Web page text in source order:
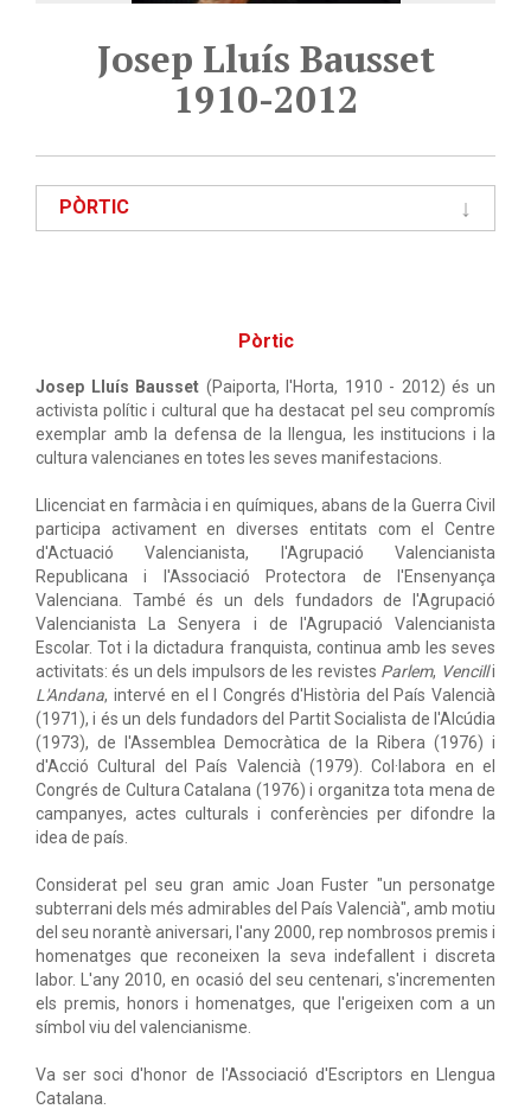
Josep Lluís Bausset
1910-2012
PÒRTIC
Pòrtic
Josep Lluís Bausset (Paiporta, l'Horta, 1910 - 2012) és un
activista polític i cultural que ha destacat pel seu compromís
exemplar amb la defensa de la llengua, les institucions i la
cultura valencianes en totes les seves manifestacions.
Llicenciat en farmàcia i en químiques, abans de la Guerra Civil
participa activament en diverses entitats com el Centre
d'Actuació Valencianista, l'Agrupació Valencianista
Republicana i l'Associació Protectora de l'Ensenyança
Valenciana. També és un dels fundadors de l'Agrupació
Valencianista La Senyera i de l'Agrupació Valencianista
Escolar. Tot i la dictadura franquista, continua amb les seves
activitats: és un dels impulsors de les revistes Parlem, Vencilli
L'Andana, intervé en el I Congrés d'Història del País Valencià
(1971), i és un dels fundadors del Partit Socialista de l'Alcúdia
(1973), de l'Assemblea Democràtica de la Ribera (1976) i
d'Acció Cultural del País Valencià (1979). Col·labora en el
Congrés de Cultura Catalana (1976) i organitza tota mena de
campanyes, actes culturals i conferències per difondre la
idea de país.
Considerat pel seu gran amic Joan Fuster "un personatge
subterrani dels més admirables del País Valencià", amb motiu
del seu norantè aniversari, l'any 2000, rep nombrosos premis i
homenatges que reconeixen la seva indefallent i discreta
labor. L'any 2010, en ocasió del seu centenari, s'incrementen
els premis, honors i homenatges, que l'erigeixen com a un
símbol viu del valencianisme.
Va ser soci d'honor de l'Associació d'Escriptors en Llengua
Catalana.